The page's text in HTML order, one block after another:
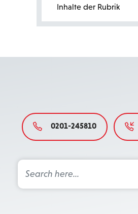
Inhalte der Rubrik
0201-245810
Search
for: